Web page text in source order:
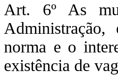
Art. 6º As
Administração,
norma e o
existência de